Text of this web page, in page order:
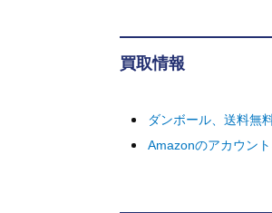
買取情報
ダンボール、送料無
Amazonのアカウン